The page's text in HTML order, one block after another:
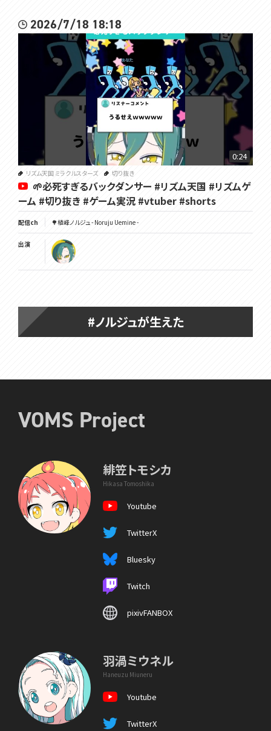
2026/7/18 18:18
0:24
リズム天国 ミラクルスターズ 切り抜き
🌱必死すぎるバックダンサー #リズム天国 #リズムゲ
ーム #切り抜き #ゲーム実況 #vtuber #shorts
配信ch 🌳植峰ノルジュ - Noruju Uemine -
出演
#ノルジュが生えた
VOMS Project
緋笠トモシカ
Hikasa Tomoshika
Youtube
TwitterX
Bluesky
Twitch
pixivFANBOX
羽渦ミウネル
Haneuzu Miuneru
Youtube
TwitterX